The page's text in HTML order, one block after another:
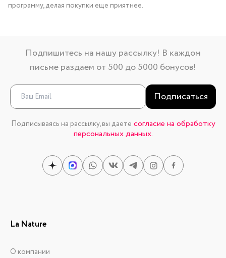
программу, делая покупки еще приятнее.
Подпишитесь на нашу рассылку! В каждом
письме раздаем от 500 до 5000 бонусов!
Подписаться
Подписываясь на рассылку, вы даете согласие на обработку
персональных данных.
La Nature
О компании